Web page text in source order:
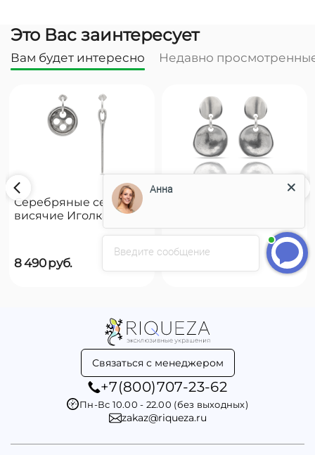
Это Вас заинтересует
Вам будет интересно Недавно
Серебряные серьги
висячие Иголка с
пуговицей UNOde50
8 490руб.
UNOde50 Scales
Связаться с менеджером
+7(800)707-23-62
Пн-Вс 10.00 - 22.00 (без выходных)
zakaz@riqueza.ru
Введите сообщение
Анна